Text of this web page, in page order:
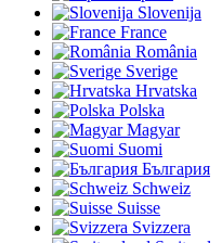
Slovenija
France
România
Sverige
Hrvatska
Polska
Magyar
Suomi
България
Schweiz
Suisse
Svizzera